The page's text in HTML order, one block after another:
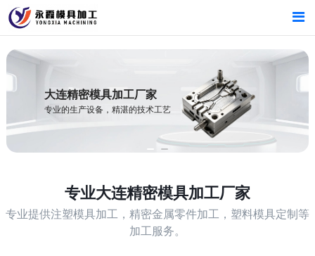
首页
产品中心
新闻中心
首页
产品中心
新闻中心
大连精密模具加工厂家
专业的生产设备，精湛的技术工艺
专业大连精密模具加工厂家
专业提供注塑模具加工，精密金属零件加工，塑料模具定制等
加工服务。